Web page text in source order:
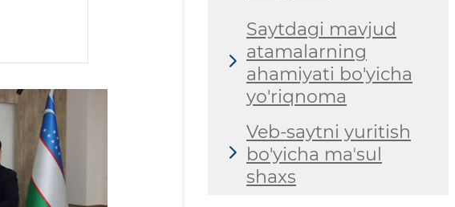
Saytdagi mavjud
atamalarning
ahamiyati bo'yicha
yo'riqnoma
Veb-saytni yuritish
bo'yicha maʼsul
shaxs